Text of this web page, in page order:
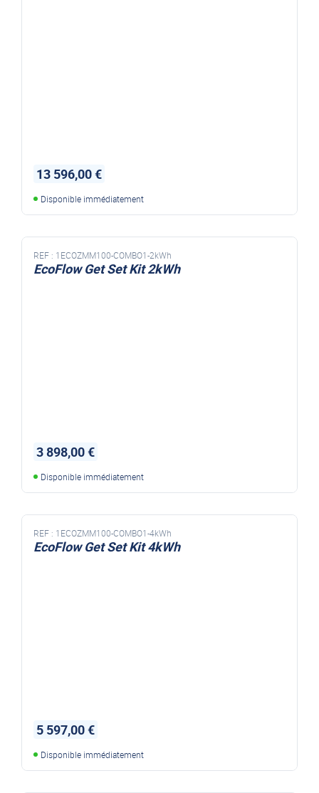
13 596,00 €
Disponible immédiatement
REF : 1ECOZMM100-COMBO1-2kWh
EcoFlow Get Set Kit 2kWh
3 898,00 €
Disponible immédiatement
REF : 1ECOZMM100-COMBO1-4kWh
EcoFlow Get Set Kit 4kWh
5 597,00 €
Disponible immédiatement